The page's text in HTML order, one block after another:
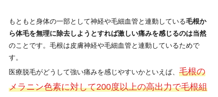
もともと身体の一部として神経や毛細血管と連動している毛根か
ら体毛を無理に除去しようとすれば激しい痛みを感じるのは当然
のことです。毛根は皮膚神経や毛細血管と連動しているためで
す。
医療脱毛がどうして強い痛みを感じやすいかといえば、 毛根の
メラニン色素に対して200度以上の高出力で毛根組